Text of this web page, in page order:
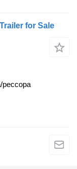
for Sale
рессора